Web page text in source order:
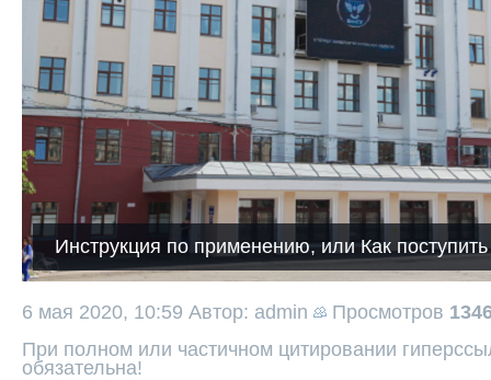
Инструкция по применению, или Как
6 мая 2020, 10:59 Автор: admin Просмотров
При полном или частичном цитировании
обязательна!